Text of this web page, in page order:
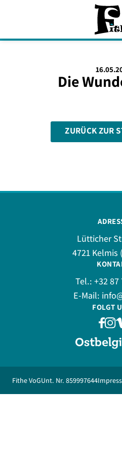
Die
ZURÜCK ZUR
Lütticher
4721 Kelmis
Tel.: +32 87
E-Mail:
FOLGT
Fithe VoGUnt. Nr. 859997644